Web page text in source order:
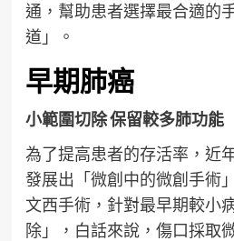
通，幫助患者選擇最合適的
道」。
早期肺癌
小範圍切除 保留較多肺功能
為了提高患者的存活率，近
發展出「微創中的微創手術
文西手術，針對最早期較小
除」，白話來說，傷口採取